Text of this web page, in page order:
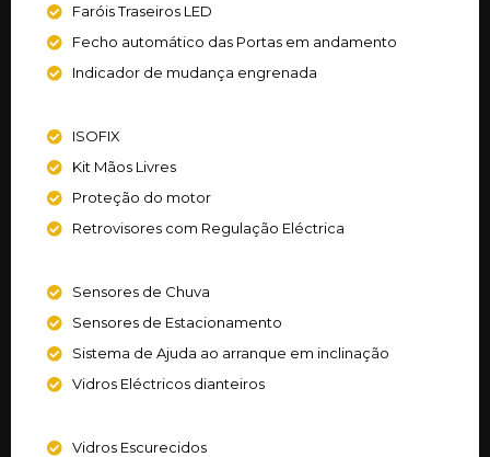
Faróis Traseiros LED
Fecho automático das Portas em andamento
Indicador de mudança engrenada
ISOFIX
Kit Mãos Livres
Proteção do motor
Retrovisores com Regulação Eléctrica
Sensores de Chuva
Sensores de Estacionamento
Sistema de Ajuda ao arranque em inclinação
Vidros Eléctricos dianteiros
Vidros Escurecidos